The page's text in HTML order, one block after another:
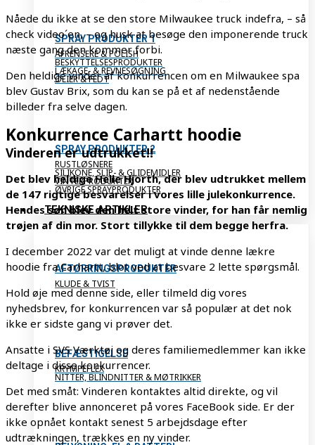
SPRAY PRODUKTER 1
AFRENSERE & POLISH
BESKYTTELSESPRODUKTER
LÆKAGE- & REVNESØGNING
OLIER & FEDT
SPRAY PRODUKTER 2
RUSTLØSNERE
SILIKONE, SLIP- & GLIDEMIDLER
VINTERPRODUKTER
ØVRIGE SPRAYPRODUKTER
TEKNISKE ARTIKLER
AFTØRRINGSPRODUKTER
KLUDE & TVIST
BEFÆSTIGELSE
KRYMPEFLEX
NITTER, BLINDNITTER & MØTRIKKER
Nåede du ikke at se den store Milwaukee truck indefra, – så
check video´en, – og husk at besøge den imponerende truck
næste gang den kommer forbi.
Den heldige vinder af konkurrencen om en Milwaukee spa
blev Gustav Brix, som du kan se på et af nedenstående
billeder fra selve dagen.
Konkurrence Carhartt hoodie
Vinderen er udtrukket!!
Det blev heldige Helle Hjorth, der blev udtrukket mellem
de 147 rigtige besvarelser i vores lille julekonkurrence.
Hendes søn blev den helt store vinder, for han får nemlig
trøjen af din mor. Stort tillykke til dem begge herfra.
I december 2022 var det muligt at vinde denne lækre
hoodie fra Carhartt, blot ved at besvare 2 lette spørgsmål.
Hold øje med denne side, eller tilmeld dig vores
nyhedsbrev, for konkurrencen var så populær at det nok
ikke er sidste gang vi prøver det.
Ansatte i SVS Værktøj og deres familiemedlemmer kan ikke
deltage i disse konkurrencer.
Det med småt: Vinderen kontaktes altid direkte, og vil
derefter blive annonceret på vores FaceBook side. Er der
ikke opnået kontakt senest 5 arbejdsdage efter
udtrækningen, trækkes en ny vinder.